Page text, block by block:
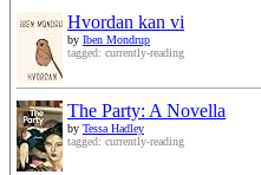
Hvordan kan vi
by Iben Mondrup
tagged: currently-reading
The Party: A Novella
by Tessa Hadley
tagged: currently-reading